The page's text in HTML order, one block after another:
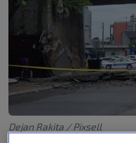
Dejan Rakita / Pixsell